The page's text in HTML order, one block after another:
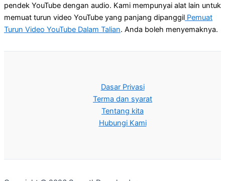
pendek YouTube dengan audio. Kami mempunyai alat lain untuk
memuat turun video YouTube yang panjang dipanggil Pemuat
Turun Video YouTube Dalam Talian. Anda boleh menyemaknya.
Dasar Privasi
Terma dan syarat
Tentang kita
Hubungi Kami